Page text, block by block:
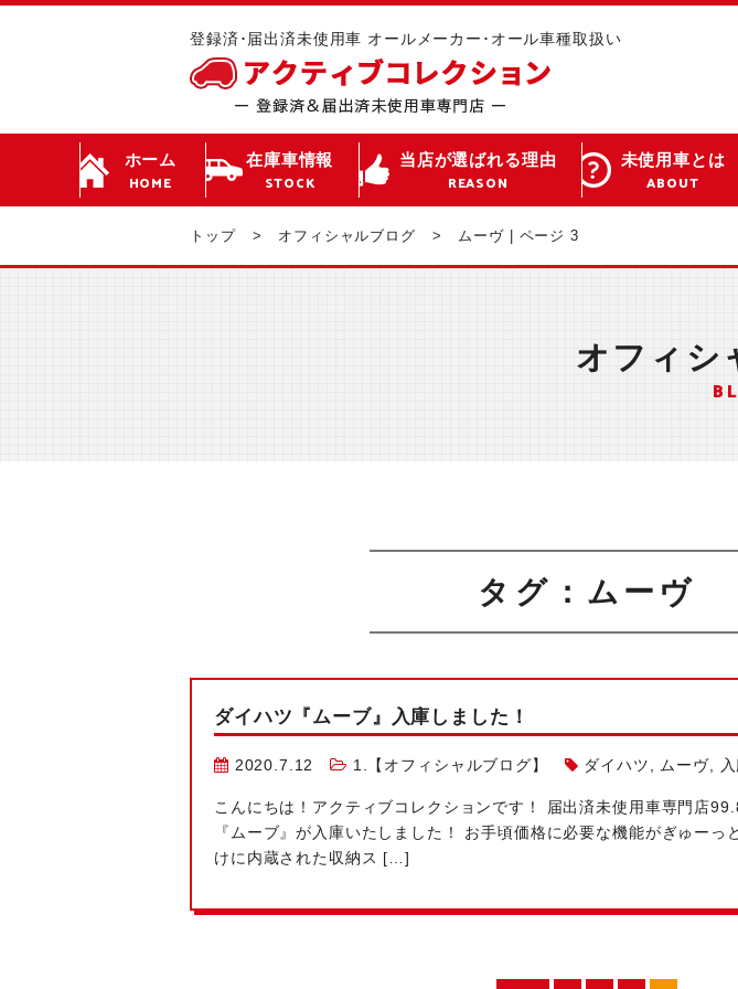
登録済･届出済未使用車 オールメーカー･オール車種取扱い
ホーム
HOME
在庫車情報
STOCK
当店が選ばれる理由
REASON
未使用車とは
ABOUT
トップ オフィシャルブログ ムーヴ | ページ 3
オフィシ
タグ：ムーヴ
ダイハツ『ムーブ』入庫しました！
2020.7.12 1.【オフィシャルブログ】 ダイハツ, ムーヴ,
こんにちは！ アクティブコレクションです！ 届出済未使用車専門店
『ムーブ』が入庫いたしました！
お手頃価格に必要な機能がぎゅーっ
けに内蔵された収納ス […]